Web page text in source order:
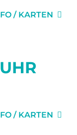
/ KARTEN
/ KARTEN